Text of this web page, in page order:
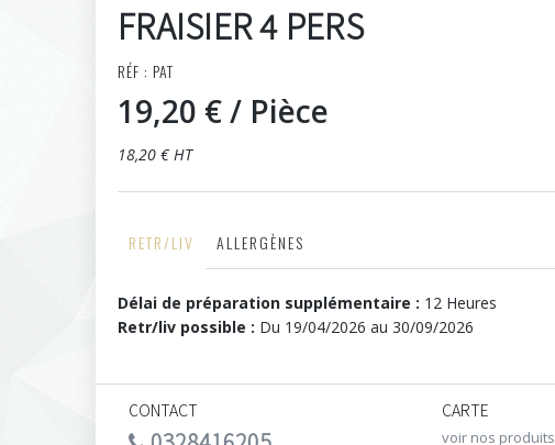
FRAISIER 4 PERS
RÉF : PAT
19,20 €/ Pièce
18,20 € HT
RETR/LIV ALLERGÈNES
Délai de préparation supplémentaire : 12 Heures
Retr/liv possible : Du 19/04/2026 au 30/09/2026
CONTACT CARTE
voir nos produits